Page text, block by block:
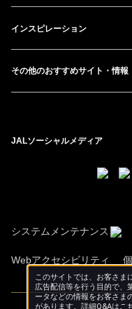
インスピレーション
その他のおすすめサイト・情報
JALソーシャルメディア
システムメンテナンス
Webアクセシビリティ
このサイトでは、お客さま
広告配信等を行う目的で、
ータなどの情報をお客さま
があります。詳細Q&Aはこ